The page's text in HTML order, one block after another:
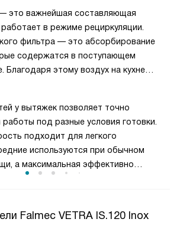
это важнейшая составляющая
в режиме рециркуляции.
фильтра — это абсорбирование
содержатся в поступающем
Благодаря этому воздух на кухне
Угольные фильтры
заменять — примерно раз в три-
у вытяжек позволяет точно
под разные условия готовки.
подходит для легкого
используются при обычном
а максимальная эффективно
мощностью вытяжки, снижая
Falmec VETRA IS.120 Inox